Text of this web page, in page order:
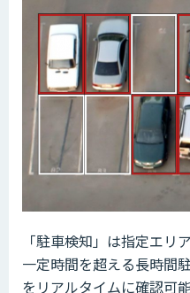
「駐車検知」は指定エリ
一定時間を超える長時間
をリアルタイムに確認可